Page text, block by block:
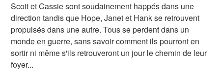
Scott et Cassie sont soudainement happés dans une
direction tandis que Hope, Janet et Hank se retrouvent
propulsés dans une autre. Tous se perdent dans un
monde en guerre, sans savoir comment ils pourront en
sortir ni même s'ils retrouveront un jour le chemin de leur
foyer...